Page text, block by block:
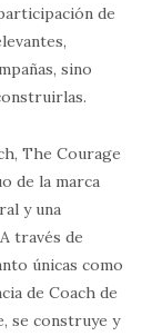
de
sino
The Courage
de la marca
y una
través de
únicas como
de Coach de
se construye y